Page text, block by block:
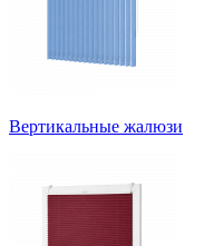
Вертикальные жалюзи